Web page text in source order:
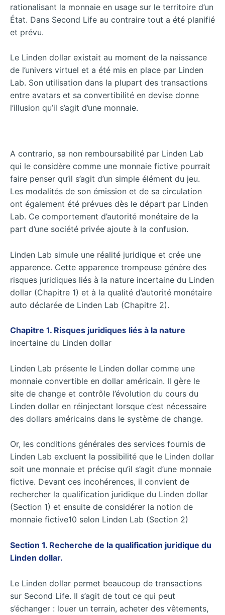
rationalisant la monnaie en usage sur le territoire d’un
État. Dans Second Life au contraire tout a été planifié
et prévu.
Le Linden dollar existait au moment de la naissance
de l’univers virtuel et a été mis en place par Linden
Lab. Son utilisation dans la plupart des transactions
entre avatars et sa convertibilité en devise donne
l’illusion qu’il s’agit d’une monnaie.
A contrario, sa non remboursabilité par Linden Lab
qui le considère comme une monnaie fictive pourrait
faire penser qu’il s’agit d’un simple élément du jeu.
Les modalités de son émission et de sa circulation
ont également été prévues dès le départ par Linden
Lab. Ce comportement d’autorité monétaire de la
part d’une société privée ajoute à la confusion.
Linden Lab simule une réalité juridique et crée une
apparence. Cette apparence trompeuse génère des
risques juridiques liés à la nature incertaine du Linden
dollar (Chapitre 1) et à la qualité d’autorité monétaire
auto déclarée de Linden Lab (Chapitre 2).
Chapitre 1. Risques juridiques liés à la nature
incertaine du Linden dollar
Linden Lab présente le Linden dollar comme une
monnaie convertible en dollar américain. Il gère le
site de change et contrôle l’évolution du cours du
Linden dollar en réinjectant lorsque c’est nécessaire
des dollars américains dans le système de change.
Or, les conditions générales des services fournis de
Linden Lab excluent la possibilité que le Linden dollar
soit une monnaie et précise qu’il s’agit d’une monnaie
fictive. Devant ces incohérences, il convient de
rechercher la qualification juridique du Linden dollar
(Section 1) et ensuite de considérer la notion de
monnaie fictive10 selon Linden Lab (Section 2)
Section 1. Recherche de la qualification juridique du
Linden dollar.
Le Linden dollar permet beaucoup de transactions
sur Second Life. Il s’agit de tout ce qui peut
s’échanger : louer un terrain, acheter des vêtements,